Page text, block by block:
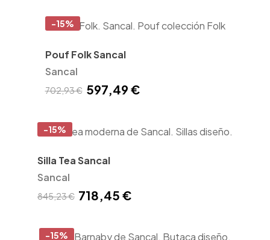
-15%
Pouf Folk Sancal
Sancal
702,93 € 597,49 €
-15%
Silla Tea Sancal
Sancal
845,23 € 718,45 €
-15%